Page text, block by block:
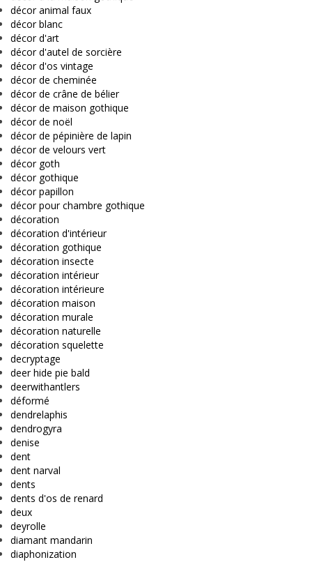
décor animal faux
décor blanc
décor d'art
décor d'autel de sorcière
décor d'os vintage
décor de cheminée
décor de crâne de bélier
décor de maison gothique
décor de noël
décor de pépinière de lapin
décor de velours vert
décor goth
décor gothique
décor papillon
décor pour chambre gothique
décoration
décoration d'intérieur
décoration gothique
décoration insecte
décoration intérieur
décoration intérieure
décoration maison
décoration murale
décoration naturelle
décoration squelette
decryptage
deer hide pie bald
deerwithantlers
déformé
dendrelaphis
dendrogyra
denise
dent
dent narval
dents
dents d'os de renard
deux
deyrolle
diamant mandarin
diaphonization